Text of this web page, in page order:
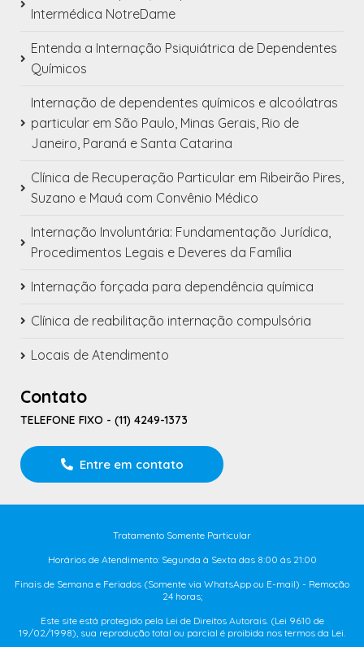
Intermédica NotreDame
Entenda a Internação Psiquiátrica de Dependentes
Químicos
Internação de dependentes químicos e alcoólatras
particular em São Paulo, Minas Gerais, Rio de
Janeiro, Paraná e Santa Catarina
Clínica de Recuperação Particular em Ribeirão Pires,
Suzano e Mauá com Convênio Médico
Internação Involuntária: Fundamentação Jurídica,
Procedimentos Legais e Deveres da Família
Internação forçada para dependência química
Clínica de reabilitação internação compulsória
Locais de Atendimento
Contato
TELEFONE FIXO - (11) 4249-1373
Entre em contato
Tratamento Somente Particular
Horários de Atendimento: Segunda à Sexta das 8:00 ás 21:00
Finais de Semana e Feriados (Somente via WhatsApp ou E-mail) - Remoção
24 horas;
Este site está protegido pela Lei de Direitos Autorais. (Lei 9610 de
19/02/1998), sua reprodução total ou parcial é proibida nos termos da Lei.